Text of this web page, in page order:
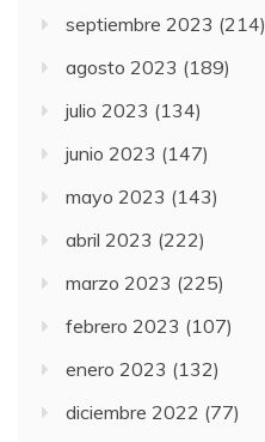
septiembre 2023 (214)
agosto 2023 (189)
julio 2023 (134)
junio 2023 (147)
mayo 2023 (143)
abril 2023 (222)
marzo 2023 (225)
febrero 2023 (107)
enero 2023 (132)
diciembre 2022 (77)